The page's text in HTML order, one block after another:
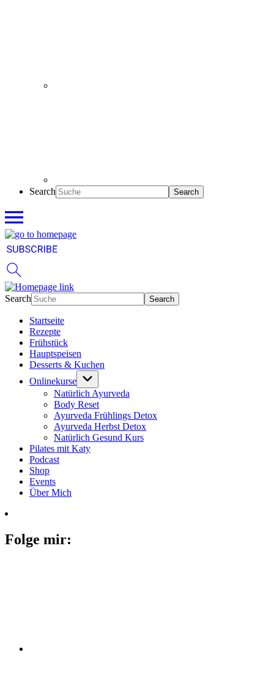
Search
Search
Startseite
Rezepte
Frühstück
Hauptspeisen
Desserts & Kuchen
Onlinekurse
Natürlich Ayurveda
Body Reset
Ayurveda Frühlings Detox
Ayurveda Herbst Detox
Natürlich Gesund Kurs
Pilates mit Katy
Podcast
Shop
Events
Über Mich
Folge mir: